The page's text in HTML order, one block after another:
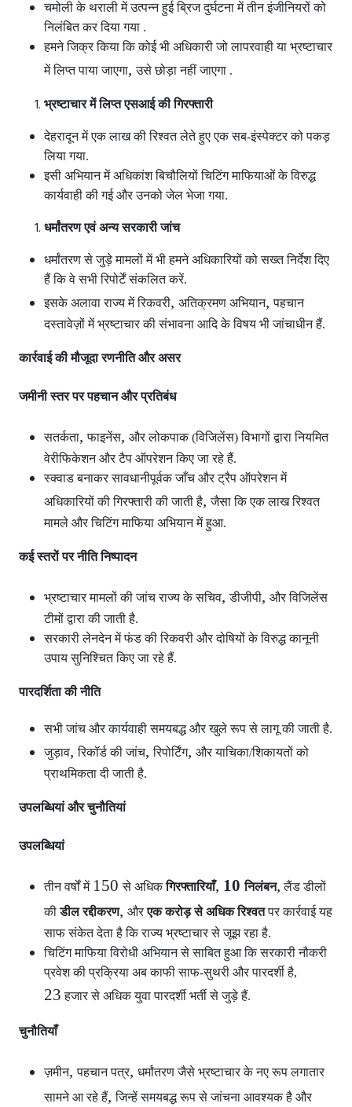
चमोली के थराली में उत्पन्न हुई ब्रिज दुर्घटना में तीन इंजीनियरों को
निलंबित कर दिया गया .
हमने जिक्र किया कि कोई भी अधिकारी जो लापरवाही या भ्रष्टाचार
में लिप्त पाया जाएगा,उसे छोड़ा नहीं जाएगा .
भ्रष्टाचार में लिप्त एसआई की गिरफ्तारी
देहरादून में एक लाख की रिश्वत लेते हुए एक सब-इंस्पेक्टर को पकड़
लिया गया.
इसी अभियान में अधिकांश बिचौलियों चिटिंग माफियाओं के विरुद्ध
कार्यवाही की गई और उनको जेल भेजा गया.
धर्मांतरण एवं अन्य सरकारी जांच
धर्मांतरण से जुड़े मामलों में भी हमने अधिकारियों को सख्त निर्देश दिए
हैं कि वे सभी रिपोर्टें संकलित करें.
इसके अलावा राज्य में रिकवरी, अतिक्रमण अभियान,पहचान
दस्तावेज़ों में भ्रष्टाचार की संभावना आदि के विषय भी जांचाधीन हैं.
कार्रवाई की मौजूदा रणनीति और असर
जमीनी स्तर पर पहचान और प्रतिबंध
सतर्कता,फाइनेंस, और लोकपाक (विजिलेंस) विभागों द्वारा नियमित
वेरीफिकेशन और टैप ऑपरेशन किए जा रहे हैं.
स्क्वाड बनाकर सावधानीपूर्वक जाँच और ट्रैप ऑपरेशन में
अधिकारियों की गिरफ्तारी की जाती है,जैसा कि एक लाख रिश्वत
मामले और चिटिंग माफिया अभियान में हुआ.
कई स्तरों पर नीति निष्पादन
भ्रष्टाचार मामलों की जांच राज्य के सचिव,डीजीपी, और विजिलेंस
टीमों द्वारा की जाती है.
सरकारी लेनदेन में फंड की रिकवरी और दोषियों के विरुद्ध कानूनी
उपाय सुनिश्चित किए जा रहे हैं.
पारदर्शिता की नीति
सभी जांच और कार्यवाही समयबद्ध और खुले रूप से लागू की जाती है.
जुड़ाव,रिकॉर्ड की जांच,रिपोर्टिंग, और याचिका/शिकायतों को
प्राथमिकता दी जाती है.
उपलब्धियां और चुनौतियां
उपलब्धियां
तीन वर्षों में 150से अधिकगिरफ्तारियाँ, 10निलंबन, लैंड डीलों
की डील रद्दीकरण, और एक करोड़ से अधिक रिश्वत पर कार्रवाई यह
साफ संकेत देता है कि राज्य भ्रष्टाचार से जूझ रहा है.
चिटिंग माफिया विरोधी अभियान से साबित हुआ कि सरकारी नौकरी
प्रवेश की प्रक्रिया अब काफी साफ-सुथरी और पारदर्शी है,
23 हजार से अधिक युवा पारदर्शी भर्ती से जुड़े हैं.
चुनौतियाँ
ज़मीन,पहचान पत्र, धर्मांतरण जैसे भ्रष्टाचार के नए रूप लगातार
सामने आ रहे हैं,जिन्हें समयबद्ध रूप से जांचना आवश्यक है और